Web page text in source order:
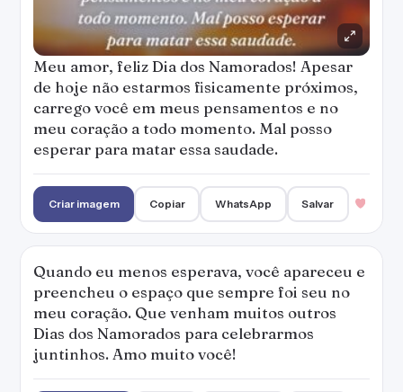
Meu amor, feliz Dia dos Namorados! Apesar
de hoje não estarmos fisicamente próximos,
carrego você em meus pensamentos e no
meu coração a todo momento. Mal posso
esperar para matar essa saudade.
Criar imagem Copiar WhatsApp Salvar
Quando eu menos esperava, você apareceu e
preencheu o espaço que sempre foi seu no
meu coração. Que venham muitos outros
Dias dos Namorados para celebrarmos
juntinhos. Amo muito você!